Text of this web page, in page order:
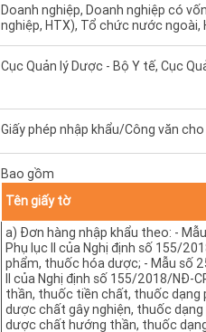
Doanh nghiệp, Doanh nghiệp có
nghiệp, HTX), Tổ chức nước ngoài,
Cục Quản lý Dược - Bộ Y tế, Cục
Giấy phép nhập khẩu/Công văn
Bao gồm
Tên giấy tờ
a) Đơn hàng nhập khẩu theo: -
Phụ lục II của Nghị định số 155/
phẩm, thuốc hóa dược; - Mẫu số
II của Nghị định số 155/2018/NĐ-
thần, thuốc tiền chất, thuốc dạng
dược chất gây nghiện, thuốc
dược chất hướng thần, thuốc